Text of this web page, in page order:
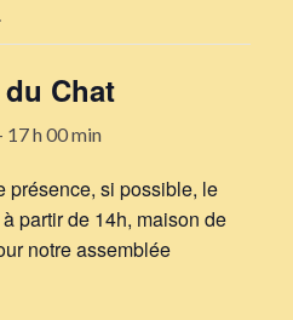
Chat
17 h 00 min
présence, si possible, le
partir de 14h, maison de
notre assemblée